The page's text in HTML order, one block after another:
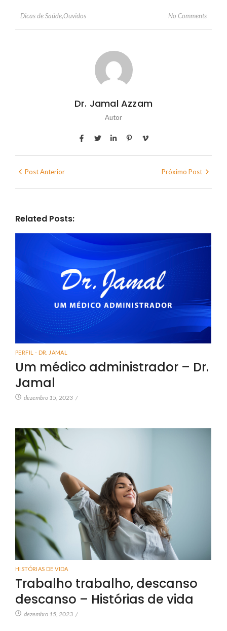
Dicas de Saúde,Ouvidos No Comments
Dr. Jamal Azzam
Autor
Post Anterior Próximo Post
Related Posts:
PERFIL - DR. JAMAL
Um médico administrador – Dr.
Jamal
dezembro 15, 2023 /
HISTÓRIAS DE VIDA
Trabalho trabalho, descanso
descanso – Histórias de vida
dezembro 15, 2023 /